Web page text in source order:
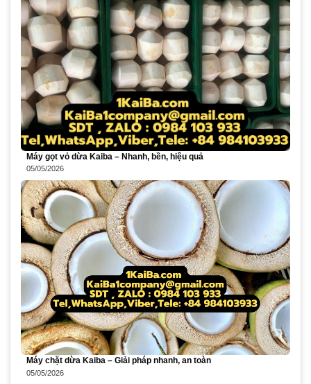
Máy gọt vỏ dừa Kaiba – Nhanh, bền, hiệu quả
05/05/2026
Máy chặt dừa Kaiba – Giải pháp nhanh, an toàn
05/05/2026